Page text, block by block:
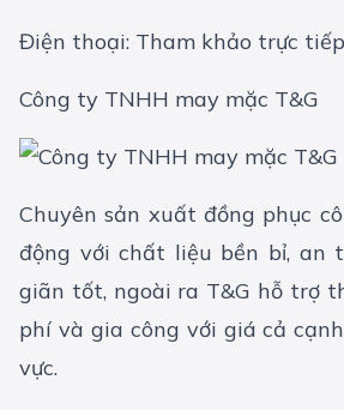
Điện thoại: Tham khảo trực
Công ty TNHH may mặc T&G
Chuyên sản xuất đồng phục
động với chất liệu bền bỉ, an
giãn tốt, ngoài ra T&G hỗ trợ
phí và gia công với giá cả
vực.